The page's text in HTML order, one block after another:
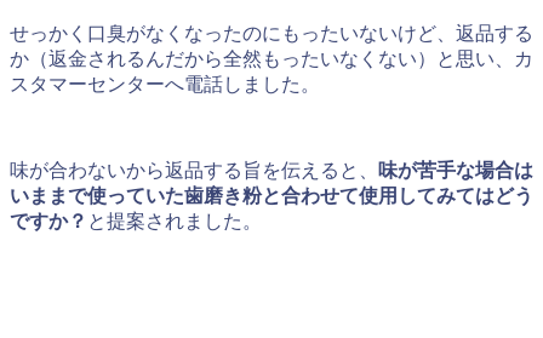
せっかく口臭がなくなったのにもったいないけど、返品する
か（返金されるんだから全然もったいなくない）と思い、カ
スタマーセンターへ電話しました。
味が合わないから返品する旨を伝えると、
味が苦手な場合は
いままで使っていた歯磨き粉と合わせて使用してみてはどう
ですか？ と提案されました。